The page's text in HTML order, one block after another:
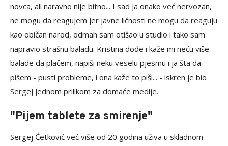
novca, ali naravno nije bitno... I sad ja onako već nervozan,
ne mogu da reagujem jer javne ličnosti ne mogu da reaguju
kao običan narod, odmah sam otišao u studio i tako sam
napravio strašnu baladu. Kristina dođe i kaže mi neću više
balade da plačem, napiši neku veselu pjesmu i ja šta da
pišem - pusti probleme, i ona kaže to piši... - iskren je bio
Sergej jednom prilikom za domaće medije.
"Pijem tablete za smirenje"
Sergej Ćetković već više od 20 godina uživa u skladnom